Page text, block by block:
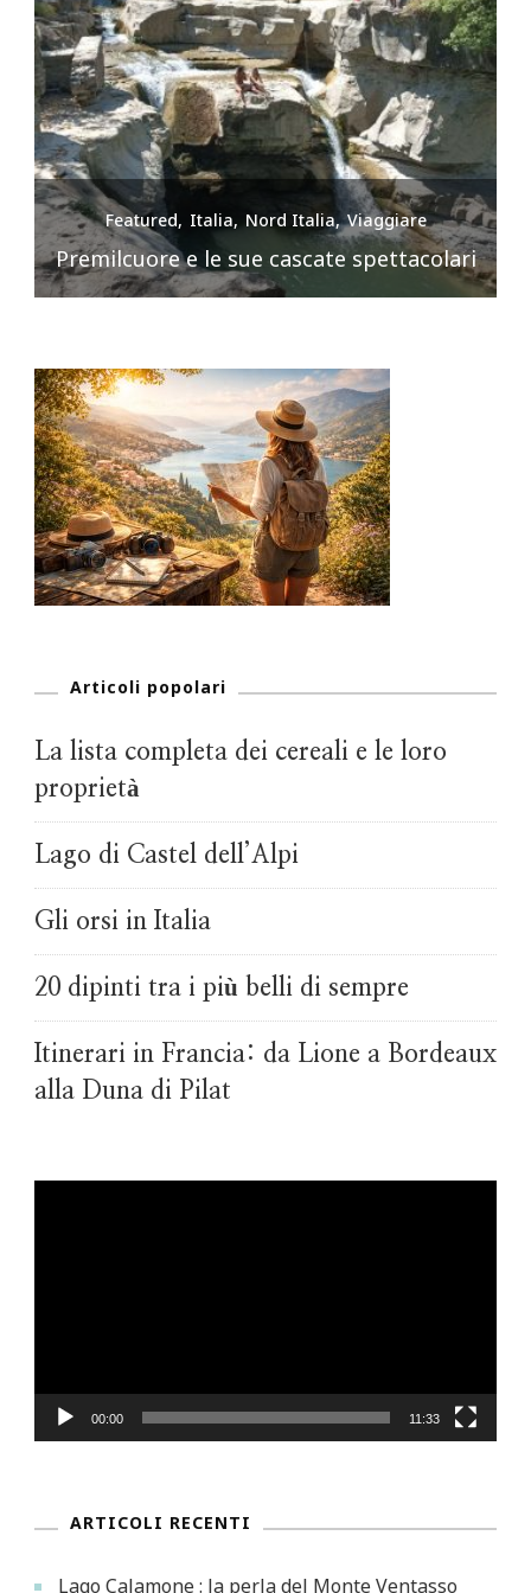
Featured Italia Nord Italia Viaggiare
Premilcuore e le sue cascate spettacolari
Articoli popolari
La lista completa dei cereali e le loro
proprietà
Lago di Castel dell’Alpi
Gli orsi in Italia
20 dipinti tra i più belli di sempre
Itinerari in Francia: da Lione a Bordeaux
alla Duna di Pilat
00:00 11:33
ARTICOLI RECENTI
Lago Calamone : la perla del Monte Ventasso